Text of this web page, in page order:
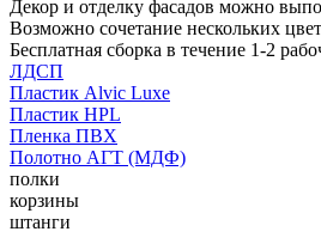
Декор и отделку фасадов можно
Возможно сочетание нескольких
Бесплатная сборка в течение 1-2
ЛДСП
Пластик Alvic Luxe
Пластик HPL
Пленка ПВХ
Полотно АГТ (МДФ)
полки
корзины
штанги